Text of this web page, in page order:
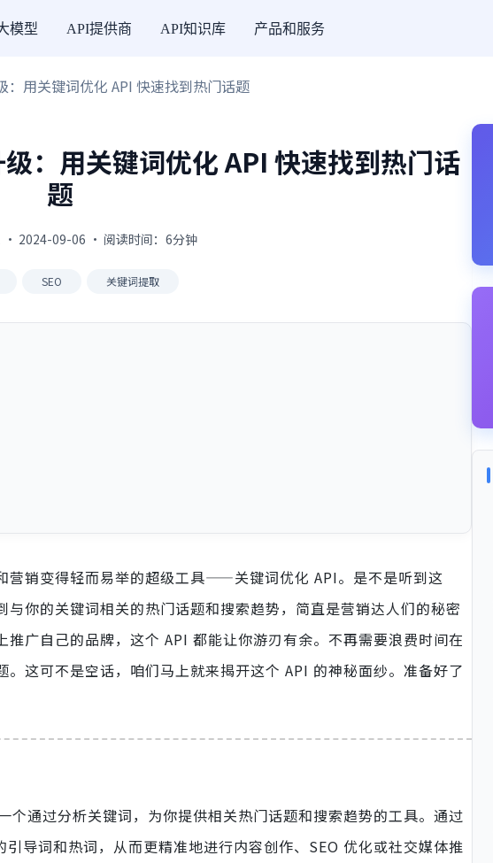
模型 API提供商 API知识库 产品和服务
用关键词优化 API 快速找到热门话题
：用关键词优化 API 快速找到热门话
题
· 2024-09-06 · 阅读时间：6分钟
SEO 关键词提取
营销变得轻而易举的超级工具——关键词优化 API。是不是听到这
你的关键词相关的热门话题和搜索趋势，简直是营销达人们的秘密
广自己的品牌，这个 API 都能让你游刃有余。不再需要浪费时间在
这可不是空话，咱们马上就来揭开这个 API 的神秘面纱。准备好了
通过分析关键词，为你提供相关热门话题和搜索趋势的工具。通过
导词和热词，从而更精准地进行内容创作、SEO 优化或社交媒体推